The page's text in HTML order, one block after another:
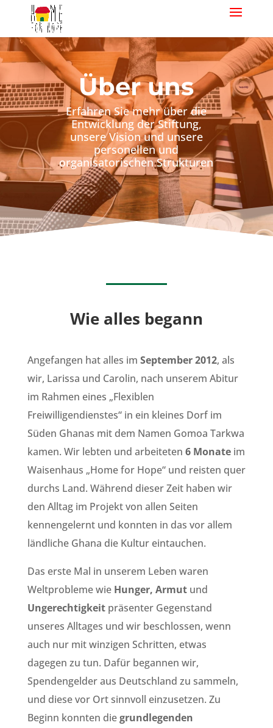
Über uns
Erfahren Sie mehr über die
Entwicklung der Stiftung,
unsere Vision und unsere
personellen und
organisatorischen Strukturen
Wie alles begann
Angefangen hat alles im September 2012, als
wir, Larissa und Carolin, nach unserem Abitur
im Rahmen eines „Flexiblen
Freiwilligendienstes“ in ein kleines Dorf im
Süden Ghanas mit dem Namen Gomoa Tarkwa
kamen. Wir lebten und arbeiteten 6 Monateim
Waisenhaus „Home for Hope“ und reisten quer
durchs Land. Während dieser Zeit haben wir
den Alltag im Projekt von allen Seiten
kennengelernt und konnten in das vor allem
ländliche Ghana die Kultur eintauchen.
Das erste Mal in unserem Leben waren
Weltprobleme wie Hunger, Armutund
Ungerechtigkeitpräsenter Gegenstand
unseres Alltages und wir beschlossen, wenn
auch nur mit winzigen Schritten, etwas
dagegen zu tun. Dafür begannen wir,
Spendengelder aus Deutschland zu sammeln,
und diese vor Ort sinnvoll einzusetzen. Zu
Beginn konnten diegrundlegenden